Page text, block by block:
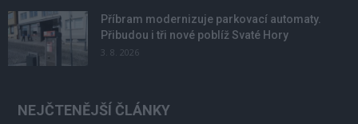
Příbram modernizuje parkovací automaty.
Přibudou i tři nové poblíž Svaté Hory
3. 8. 2026
NEJČTENĚJŠÍ ČLÁNKY